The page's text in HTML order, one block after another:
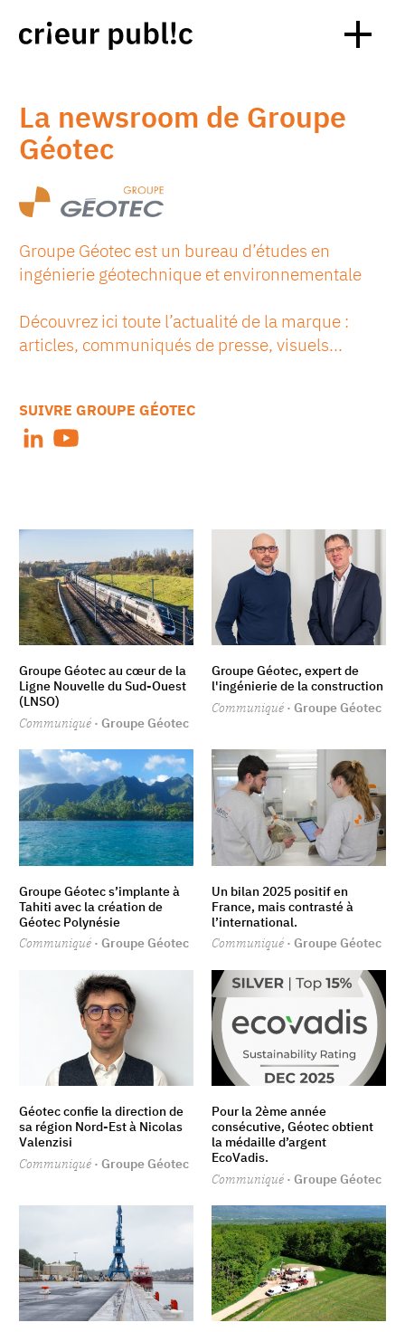
La newsroom de Groupe
Géotec
Groupe Géotec est un bureau d’études en
ingénierie géotechnique et environnementale
Découvrez ici toute l’actualité de la marque :
articles, communiqués de presse, visuels...
SUIVRE GROUPE GÉOTEC
Groupe Géotec au cœur de la
Ligne Nouvelle du Sud-Ouest
(LNSO)
Communiqué · Groupe Géotec
Groupe Géotec, expert de
l'ingénierie de la construction
Communiqué · Groupe Géotec
Groupe Géotec s’implante à
Tahiti avec la création de
Géotec Polynésie
Communiqué · Groupe Géotec
Un bilan 2025 positif en
France, mais contrasté à
l’international.
Communiqué · Groupe Géotec
Géotec confie la direction de
sa région Nord-Est à Nicolas
Valenzisi
Communiqué · Groupe Géotec
Pour la 2ème année
consécutive, Géotec obtient
la médaille d’argent
EcoVadis.
Communiqué · Groupe Géotec